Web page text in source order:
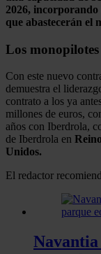
2026,
que abastecerán el
Los
Con este nuevo
demuestra el
contrato a los ya
millones de euros,
años con Iberdrola,
de Iberdrola en
Unidos.
El redactor